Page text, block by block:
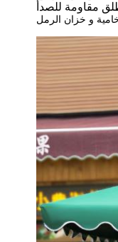
و خزان الرمل